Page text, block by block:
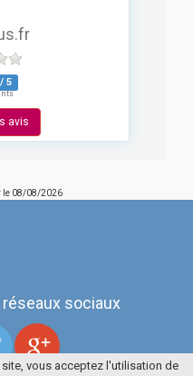
/ 5
avis
le 08/08/2026
sociaux
vous acceptez l'utilisation de